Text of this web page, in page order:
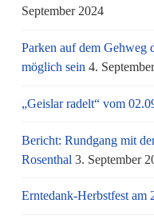
September 2024
Parken auf dem Gehweg
möglich sein 4.
„Geislar radelt“ vom
Bericht: Rundgang mit
Rosenthal 3. September
Erntedank-Herbstfest am